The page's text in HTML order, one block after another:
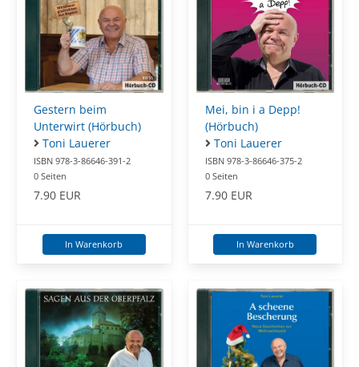
Gestern beim
Unterwirt (Hörbuch)
Toni Lauerer
ISBN 978-3-86646-391-2
0 Seiten
7.90 EUR
In Warenkorb
Mei, bin i a Depp!
(Hörbuch)
Toni Lauerer
ISBN 978-3-86646-375-2
0 Seiten
7.90 EUR
In Warenkorb